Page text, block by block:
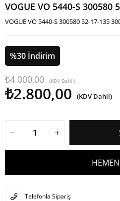
VOGUE VO 5440-S 300580
VOGUE VO 5440-S 300580 52-17-135
%30 İndirim
₺4.000,00 (KDV Dahil)
₺2.800,00 (KDV Dahil)
Telefonla Sipariş